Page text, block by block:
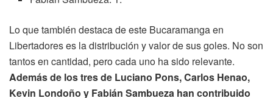
Lo que también destaca de este Bucaramanga en
Libertadores es la distribución y valor de sus goles. No son
tantos en cantidad, pero cada uno ha sido relevante.
Además de los tres de Luciano Pons, Carlos Henao,
Kevin Londoño y Fabián Sambueza han contribuido